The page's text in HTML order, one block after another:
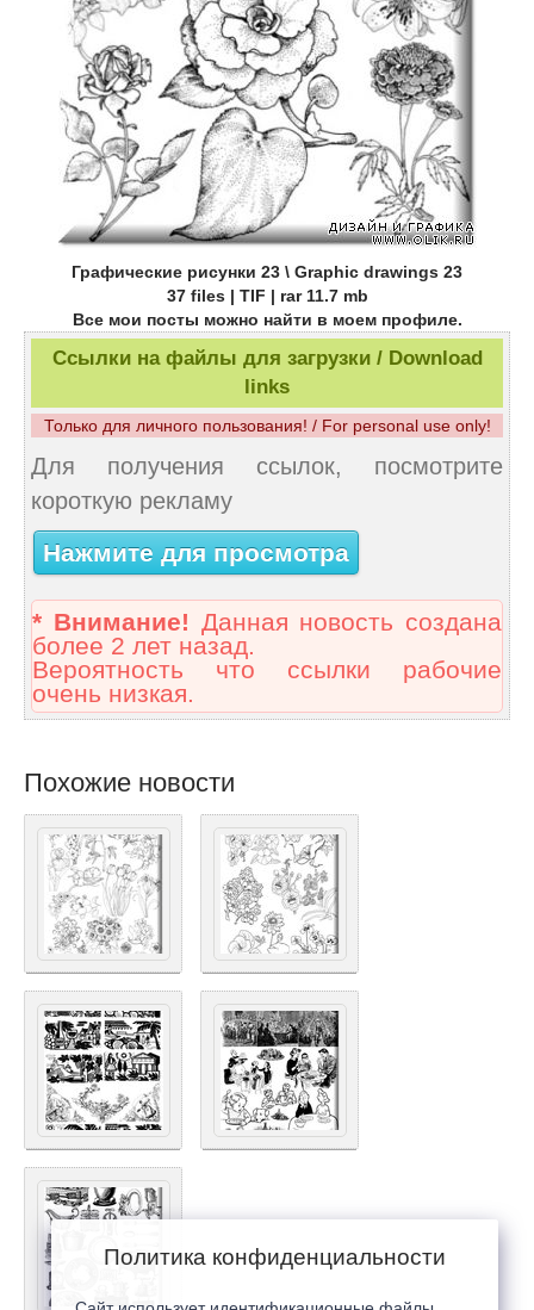
Графические рисунки 23 \ Graphic drawings 23
37 files | TIF | rar 11.7 mb
Все мои посты можно найти в моем профиле.
Ссылки на файлы для загрузки / Download
links
Только для личного пользования! / For personal use only!
Для получения ссылок, посмотрите
короткую рекламу
Нажмите для просмотра
* Внимание! Данная новость создана
более 2 лет назад.
Вероятность что ссылки рабочие
очень низкая.
Похожие новости
Политика конфиденциальности